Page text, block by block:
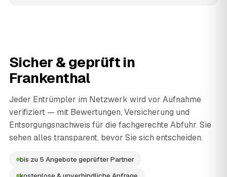
Sicher & geprüft in
Frankenthal
Jeder Entrümpler im Netzwerk wird vor Aufnahme
verifiziert — mit Bewertungen, Versicherung und
Entsorgungsnachweis für die fachgerechte Abfuhr. Sie
sehen alles transparent, bevor Sie sich entscheiden.
bis zu 5 Angebote geprüfter Partner